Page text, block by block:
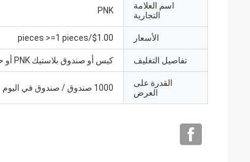
اسم العلامة
التجارية
PNK
الأسعار $1.00/pieces >=1 pieces
تفاصيل التغليف كيس أو صندوق بلاستيك PNK أو حسب متطلباتك.
القدرة على
العرض
1000 صندوق / صندوق في اليوم